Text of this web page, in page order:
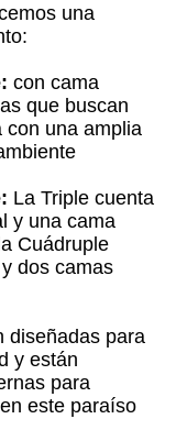
una
con cama
que buscan
con una amplia
La Triple cuenta
y una cama
Cuádruple
dos camas
diseñadas para
y están
para
este paraíso